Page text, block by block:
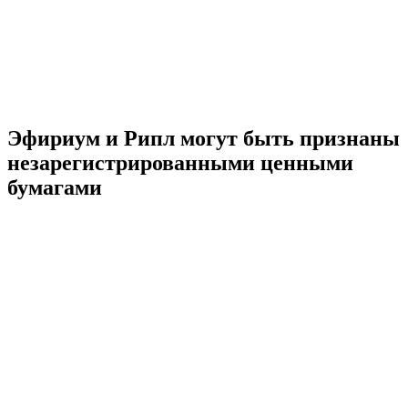
Эфириум и Рипл могут быть признаны
незарегистрированными ценными
бумагами